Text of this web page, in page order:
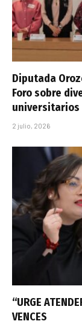
Diputada
Foro sobre
universitarios
2 julio, 2026
“URGE
VENCES